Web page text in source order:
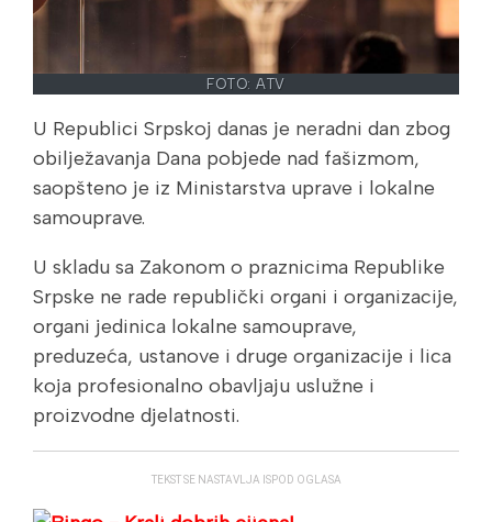
FOTO: ATV
U Republici Srpskoj danas je neradni dan zbog
obilježavanja Dana pobjede nad fašizmom,
saopšteno je iz Ministarstva uprave i lokalne
samouprave.
U skladu sa Zakonom o praznicima Republike
Srpske ne rade republički organi i organizacije,
organi jedinica lokalne samouprave,
preduzeća, ustanove i druge organizacije i lica
koja profesionalno obavljaju uslužne i
proizvodne d‌jelatnosti.
TEKST SE NASTAVLJA ISPOD OGLASA